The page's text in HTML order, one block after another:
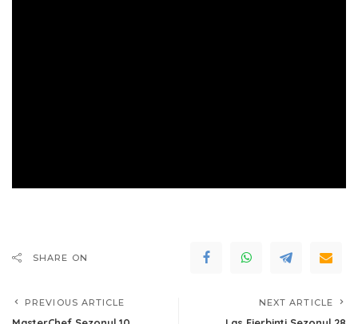
SHARE ON
PREVIOUS ARTICLE NEXT ARTICLE